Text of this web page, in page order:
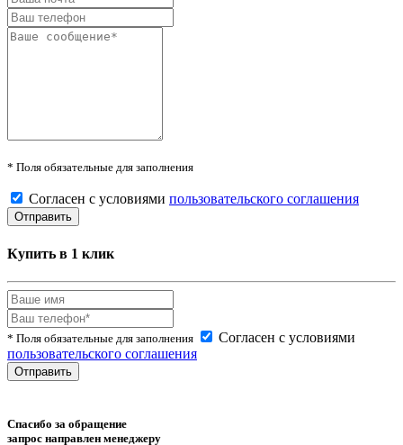
* Поля обязательные для заполнения
Согласен с условиями пользовательского соглашения
Купить в 1 клик
* Поля обязательные для заполнения
Согласен с условиями
пользовательского соглашения
Спасибо за обращение
запрос направлен менеджеру